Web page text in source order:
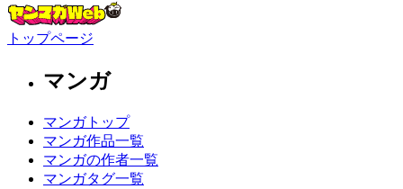
トップページ
マンガ
マンガトップ
マンガ作品一覧
マンガの作者一覧
マンガタグ一覧